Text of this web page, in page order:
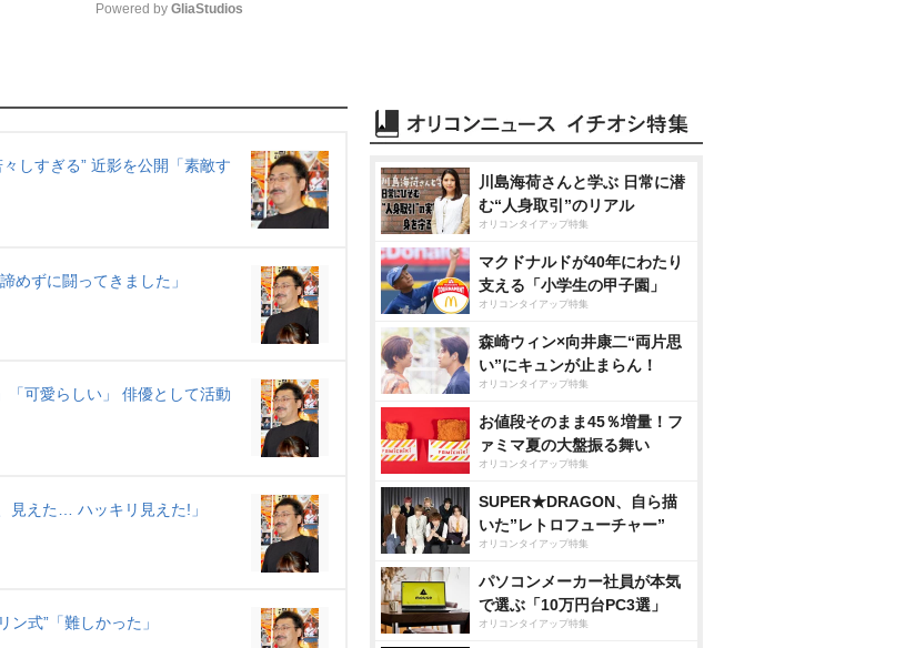
u
e
Powered by GliaStudios
しすぎる” 近影を公開「素敵す
めずに闘ってきました」
「可愛らしい」 俳優として活動
見えた… ハッキリ見えた!」
ン式”「難しかった」
川島海荷さんと学ぶ 日常に潜
む“人身取引”のリアル
オリコンタイアップ特集
マクドナルドが40年にわたり
支える「小学生の甲子園」
オリコンタイアップ特集
森崎ウィン×向井康二“両片思
い”にキュンが止まらん！
オリコンタイアップ特集
お値段そのまま45％増量！フ
ァミマ夏の大盤振る舞い
オリコンタイアップ特集
SUPER★DRAGON、自ら描
いた”レトロフューチャー”
オリコンタイアップ特集
パソコンメーカー社員が本気
で選ぶ「10万円台PC3選」
オリコンタイアップ特集